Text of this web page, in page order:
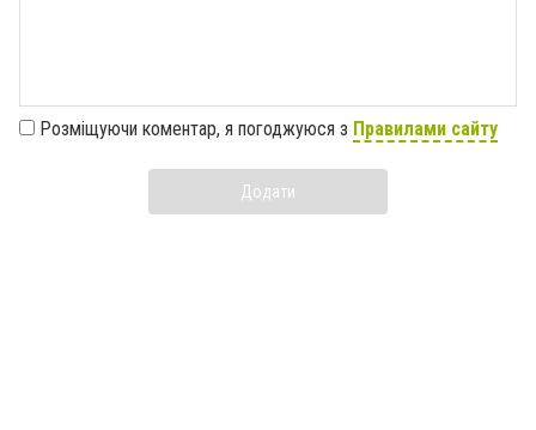
Розміщуючи коментар, я погоджуюся з Правилами сайту
Додати